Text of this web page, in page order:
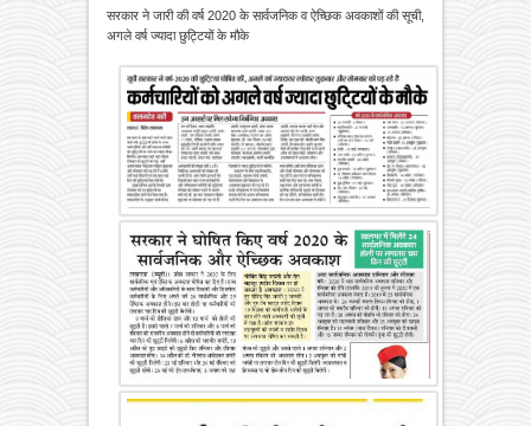
सरकार ने जारी की वर्ष 2020 के सार्वजनिक व ऐच्छिक अवकाशों की सूची,
अगले वर्ष ज्यादा छुट्टियों के मौके